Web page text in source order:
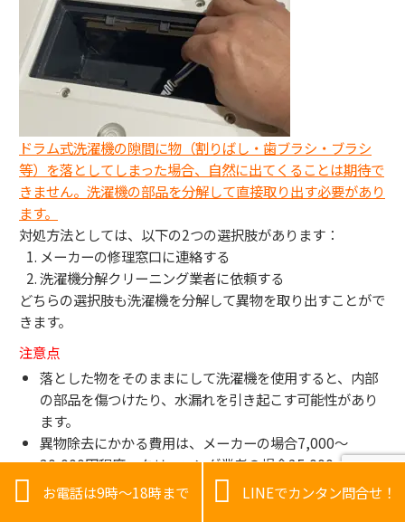
ドラム式洗濯機の隙間に物（割りばし・歯ブラシ・ブラシ
等）を落としてしまった場合、自然に出てくることは期待で
きません。洗濯機の部品を分解して直接取り出す必要があり
ます。
対処方法としては、以下の2つの選択肢があります：
メーカーの修理窓口に連絡する
洗濯機分解クリーニング業者に依頼する
どちらの選択肢も洗濯機を分解して異物を取り出すことがで
きます。
注意点
落とした物をそのままにして洗濯機を使用すると、内部
の部品を傷つけたり、水漏れを引き起こす可能性があり
ます。
異物除去にかかる費用は、メーカーの場合7,000〜
30,000円程度、クリーニング業者の場合25,000〜
30,000円程度です。
分解の難易度によっては追加料金がかかることがありま
 お電話は9時～18時まで  LINEでカンタン問合せ！